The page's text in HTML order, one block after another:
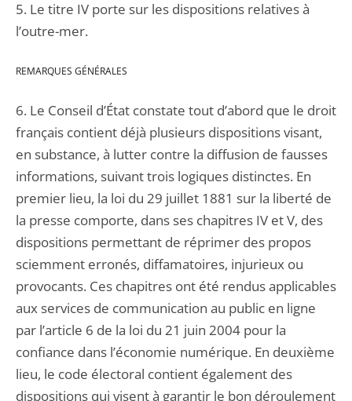
5. Le titre IV porte sur les dispositions relatives à
l’outre-mer.
REMARQUES GÉNÉRALES
6. Le Conseil d’État constate tout d’abord que le droit
français contient déjà plusieurs dispositions visant,
en substance, à lutter contre la diffusion de fausses
informations, suivant trois logiques distinctes. En
premier lieu, la loi du 29 juillet 1881 sur la liberté de
la presse comporte, dans ses chapitres IV et V, des
dispositions permettant de réprimer des propos
sciemment erronés, diffamatoires, injurieux ou
provocants. Ces chapitres ont été rendus applicables
aux services de communication au public en ligne
par l’article 6 de la loi du 21 juin 2004 pour la
confiance dans l’économie numérique. En deuxième
lieu, le code électoral contient également des
dispositions qui visent à garantir le bon déroulement